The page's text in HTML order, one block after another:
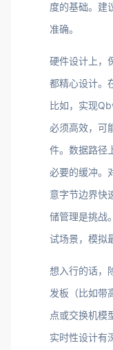
度的基础。建
准确。
硬件设计上，
都精心设计。
比如，实现
必须高效，可
件。数据路径
必要的缓冲。
意字节边界快
储管理是挑战
试场景，模拟
想入行的话，
发板（比如带
点或交换机模
实时性设计有